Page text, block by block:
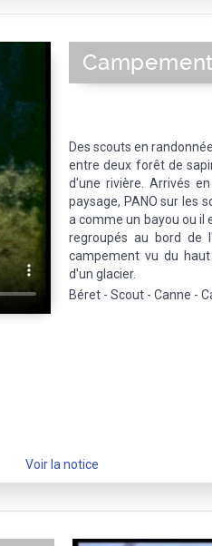
Des scouts en
entre deux forêt de
d'une rivière. Arrivés
paysage, PANO sur les
a comme un bayou ou il
regroupés au bord de
campement vu du
d'un glacier.
Béret - Scout - Canne -
Voir la notice